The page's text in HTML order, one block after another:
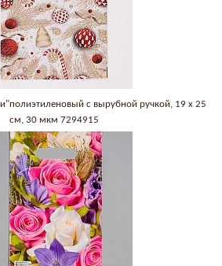
с вырубной ручкой, 19 х 25
см, 30 мкм 7294915